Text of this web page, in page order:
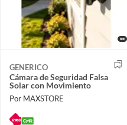
GENERICO
Cámara de Seguridad Falsa
Solar con Movimiento
Por MAXSTORE